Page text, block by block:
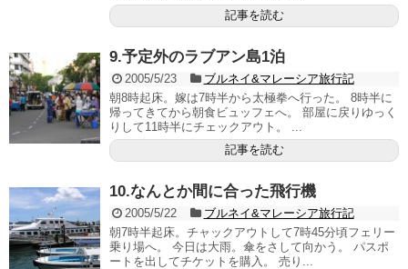
記事を読む
9.予定外のラブアン島1泊
2005/5/23
ブルネイ&マレーシア旅行記
朝8時起床。嫁は7時半から太極拳へ行った。 8時半に
帰ってきてから朝食ビュッフェへ。 部屋に戻りゆっく
りして11時半にチェックアウト。 ...
記事を読む
10.なんとか間に合った飛行機
2005/5/22
ブルネイ&マレーシア旅行記
朝7時半起床。チャックアウトして7時45分頃フェリー
乗り場へ。 今日は大雨。傘をさして向かう。 パスポ
ートを出してチケットを購入。 売り...